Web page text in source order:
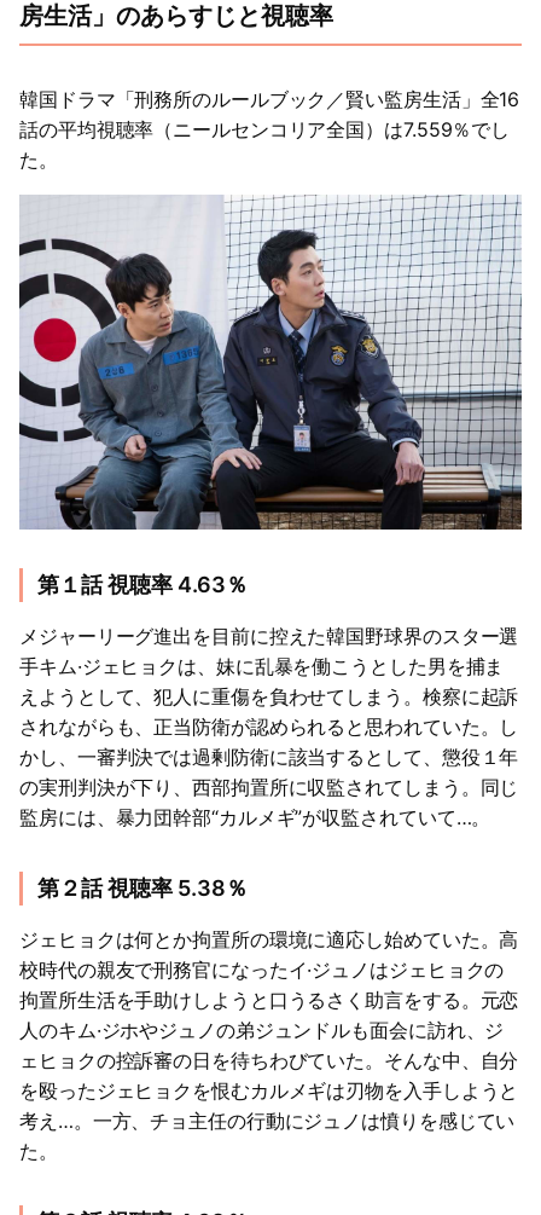
房生活」のあらすじと視聴率
韓国ドラマ「刑務所のルールブック／賢い監房生活」全16
話の平均視聴率（ニールセンコリア全国）は7.559％でし
た。
第１話 視聴率 4.63％
メジャーリーグ進出を目前に控えた韓国野球界のスター選
手キム·ジェヒョクは、妹に乱暴を働こうとした男を捕ま
えようとして、犯人に重傷を負わせてしまう。検察に起訴
されながらも、正当防衛が認められると思われていた。し
かし、一審判決では過剰防衛に該当するとして、懲役１年
の実刑判決が下り、西部拘置所に収監されてしまう。同じ
監房には、暴力団幹部“カルメギ”が収監されていて…。
第２話 視聴率 5.38％
ジェヒョクは何とか拘置所の環境に適応し始めていた。高
校時代の親友で刑務官になったイ·ジュノはジェヒョクの
拘置所生活を手助けしようと口うるさく助言をする。元恋
人のキム·ジホやジュノの弟ジュンドルも面会に訪れ、ジ
ェヒョクの控訴審の日を待ちわびていた。そんな中、自分
を殴ったジェヒョクを恨むカルメギは刃物を入手しようと
考え…。一方、チョ主任の行動にジュノは憤りを感じてい
た。